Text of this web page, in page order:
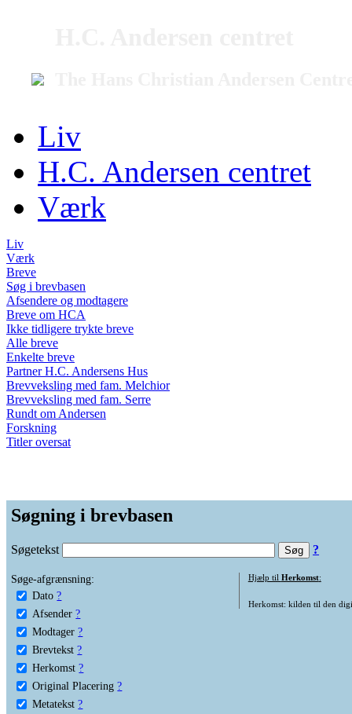
Liv
H.C. Andersen centret
Værk
Liv
Værk
Breve
Søg i brevbasen
Afsendere og modtagere
Breve om HCA
Ikke tidligere trykte breve
Alle breve
Enkelte breve
Partner H.C. Andersens Hus
Brevveksling med fam. Melchior
Brevveksling med fam. Serre
Rundt om Andersen
Forskning
Titler oversat
Søgning i brevbasen
Søgetekst ?
Søge-afgrænsning:
Dato ?
Afsender ?
Modtager ?
Brevtekst ?
Herkomst ?
Original Placering ?
Metatekst ?
Hjælp til Herkomst:
Herkomst: kilden til den